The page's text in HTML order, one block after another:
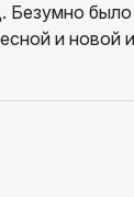
Безумно